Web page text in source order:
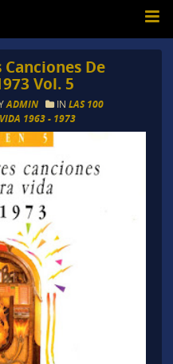
Canciones De
Vol. 5
ADMIN IN LAS 100
VIDA 1963 - 1973